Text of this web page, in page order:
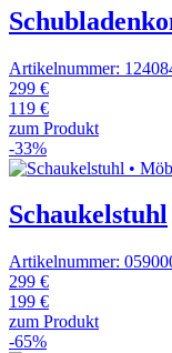
Artikelnummer:
299 €
119 €
zum Produkt
-33%
Schaukelstuhl
Artikelnummer:
299 €
199 €
zum Produkt
-65%